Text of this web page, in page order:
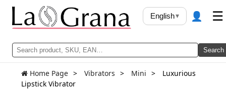
Search
English▾ 👤 ☰
Home Page Vibrators Mini
Luxurious
Lipstick Vibrator